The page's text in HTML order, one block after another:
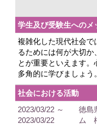
学生及び受験生へのメ
複雑化した現代社会で
るためには何が大切か
とが重要といえます。
多角的に学びましょう。
社会における活動
2023/03/22 ～
2023/03/22
徳島
ム